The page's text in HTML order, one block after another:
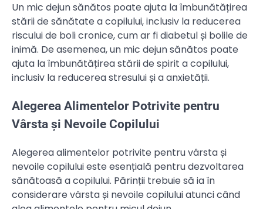
Un mic dejun sănătos poate ajuta la îmbunătățirea
stării de sănătate a copilului, inclusiv la reducerea
riscului de boli cronice, cum ar fi diabetul și bolile de
inimă. De asemenea, un mic dejun sănătos poate
ajuta la îmbunătățirea stării de spirit a copilului,
inclusiv la reducerea stresului și a anxietății.
Alegerea Alimentelor Potrivite pentru
Vârsta și Nevoile Copilului
Alegerea alimentelor potrivite pentru vârsta și
nevoile copilului este esențială pentru dezvoltarea
sănătoasă a copilului. Părinții trebuie să ia în
considerare vârsta și nevoile copilului atunci când